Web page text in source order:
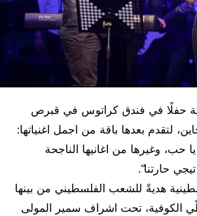
حفلًا في فندق كراتوس في قبرص
لتقدم بعدها باقة من اجمل اغنياتها:
وغيرها من اغانيها الناجحة
حارتنا”.
هديةً للشعب الفلسطيني من بينها
الكوفية، تحت اشراف سمير المولى